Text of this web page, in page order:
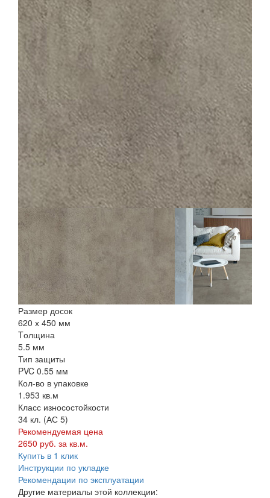
Размер досок
620 х 450 мм
Tолщина
5.5 мм
Тип защиты
PVC 0.55 мм
Кол-во в упаковке
1.953 кв.м
Класс износостойкости
34 кл. (АС 5)
Рекомендуемая цена
2650 руб. за кв.м.
Купить в 1 клик
Инструкции по укладке
Рекомендации по эксплуатации
Другие материалы этой коллекции: